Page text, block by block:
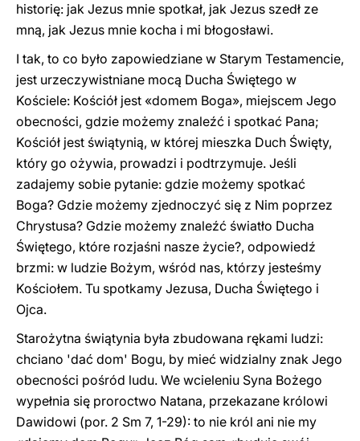
historię: jak Jezus mnie spotkał, jak Jezus szedł ze
mną, jak Jezus mnie kocha i mi błogosławi.
I tak, to co było zapowiedziane w Starym Testamencie,
jest urzeczywistniane mocą Ducha Świętego w
Kościele: Kościół jest «domem Boga», miejscem Jego
obecności, gdzie możemy znaleźć i spotkać Pana;
Kościół jest świątynią, w której mieszka Duch Święty,
który go ożywia, prowadzi i podtrzymuje. Jeśli
zadajemy sobie pytanie: gdzie możemy spotkać
Boga? Gdzie możemy zjednoczyć się z Nim poprzez
Chrystusa? Gdzie możemy znaleźć światło Ducha
Świętego, które rozjaśni nasze życie?, odpowiedź
brzmi: w ludzie Bożym, wśród nas, którzy jesteśmy
Kościołem. Tu spotkamy Jezusa, Ducha Świętego i
Ojca.
Starożytna świątynia była zbudowana rękami ludzi:
chciano 'dać dom' Bogu, by mieć widzialny znak Jego
obecności pośród ludu. We wcieleniu Syna Bożego
wypełnia się proroctwo Natana, przekazane królowi
Dawidowi (por. 2 Sm 7, 1-29): to nie król ani nie my